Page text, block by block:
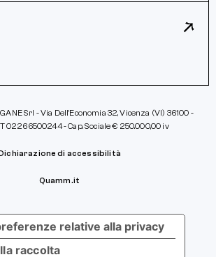
Srl - Via Dell’Economia 32, Vicenza (VI) 36100 -
02266500244 - Cap. Sociale € 250.000,00 iv
di accessibilità
Quamm.it
raccolta
relative alla privacy